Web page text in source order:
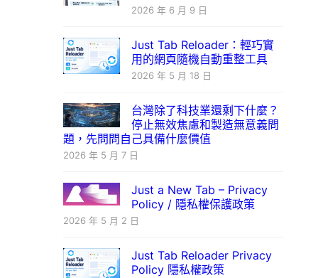
2026 年 6 月 9 日
Just Tab Reloader：輕巧實
用的網頁隨機自動重整工具
2026 年 5 月 18 日
台灣除了科技業還剩下什麼？
停止無效焦慮和製造無意義問
題，先問問自己具備什麼價值
2026 年 5 月 7 日
Just a New Tab – Privacy
Policy / 隱私權保護政策
2026 年 5 月 2 日
Just Tab Reloader Privacy
Policy 隱私權政策